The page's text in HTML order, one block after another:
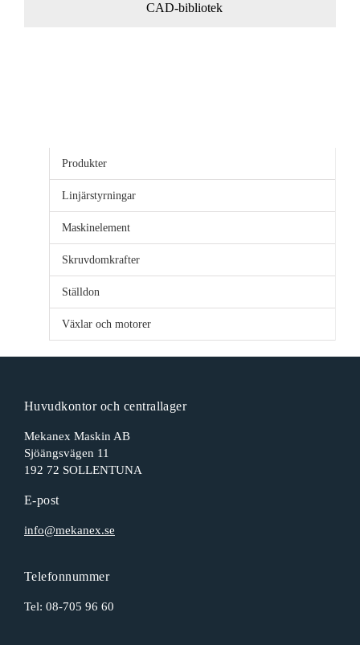
CAD-bibliotek
Produkter
Linjärstyrningar
Maskinelement
Skruvdomkrafter
Ställdon
Växlar och motorer
Huvudkontor och centrallager
Mekanex Maskin AB
Sjöängsvägen 11
192 72 SOLLENTUNA
E-post
info@mekanex.se
Telefonnummer
Tel: 08-705 96 60